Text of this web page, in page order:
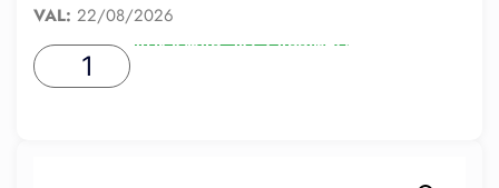
VAL: 22/08/2026
ADICIONAR AO CARRINHO